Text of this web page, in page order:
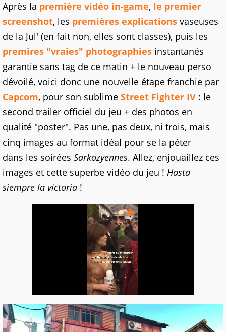
Après la première vidéo in-game, le premier
screenshot, les premières explications vaseuses
de la Jul' (en fait non, elles sont classes), puis les
premires "vraies" photographies instantanés
garantie sans tag de ce matin + le nouveau perso
dévoilé, voici donc une nouvelle étape franchie par
Capcom, pour son sublime Street Fighter IV : le
second trailer officiel du jeu + des photos en
qualité "poster". Pas une, pas deux, ni trois, mais
cinq images au format idéal pour se la péter
dans les soirées Sarkozyennes. Allez, enjouaillez ces
images et cette superbe vidéo du jeu ! Hasta
siempre la victoria !